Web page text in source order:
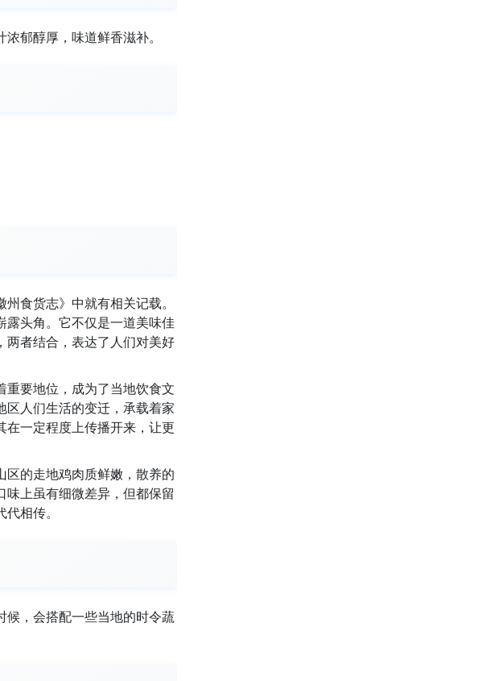
郁醇厚，味道鲜香滋补。
食货志》中就有相关记载。
露头角。它不仅是一道美味佳
两者结合，表达了人们对美好
要地位，成为了当地饮食文
人们生活的变迁，承载着家
一定程度上传播开来，让更
的走地鸡肉质鲜嫩，散养的
上虽有细微差异，但都保留
相传。
候，会搭配一些当地的时令蔬